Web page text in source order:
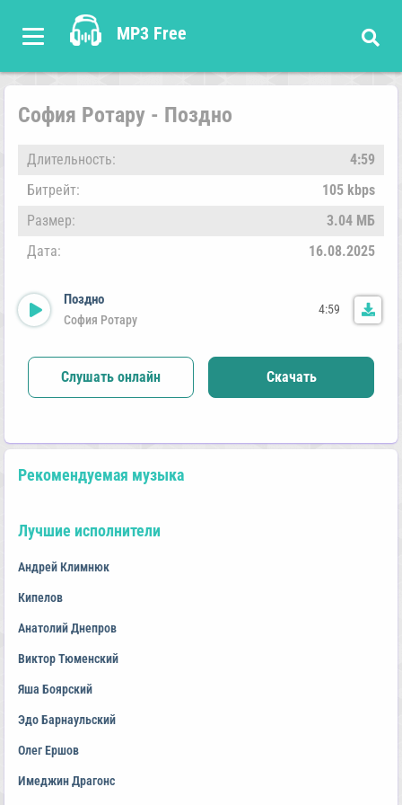
MP3 Free
София Ротару - Поздно
Длительность:
4:59
Битрейт:
105 kbps
Размер:
3.04 МБ
Дата:
16.08.2025
Поздно
София Ротару
4:59
Слушать онлайн Скачать
Рекомендуемая музыка
Лучшие исполнители
Андрей Климнюк
Кипелов
Анатолий Днепров
Виктор Тюменский
Яша Боярский
Эдо Барнаульский
Олег Ершов
Имеджин Драгонс